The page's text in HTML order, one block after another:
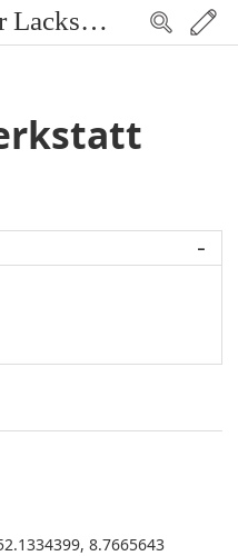
Barfuss oder Lackschuh
−
8.7665643